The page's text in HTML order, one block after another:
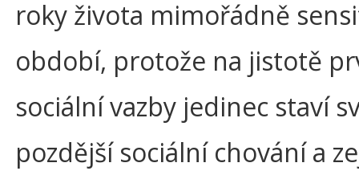
roky života mimořádně
období, protože na jistotě
sociální vazby jedinec staví
pozdější sociální chování a